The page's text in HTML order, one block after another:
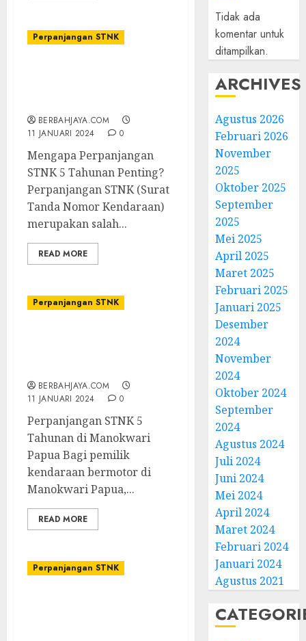
Perpanjangan STNK
BERBAHJAYA.COM
11 JANUARI 2024
0
Mengapa Perpanjangan
STNK 5 Tahunan Penting?
Perpanjangan STNK (Surat
Tanda Nomor Kendaraan)
merupakan salah...
READ MORE
Perpanjangan STNK
BERBAHJAYA.COM
11 JANUARI 2024
0
Perpanjangan STNK 5
Tahunan di Manokwari
Papua Bagi pemilik
kendaraan bermotor di
Manokwari Papua,...
READ MORE
Perpanjangan STNK
Tidak ada
komentar untuk
ditampilkan.
ARCHIVES
Agustus 2026
Februari 2026
November
2025
Oktober 2025
September
2025
Mei 2025
April 2025
Maret 2025
Februari 2025
Januari 2025
Desember
2024
November
2024
Oktober 2024
September
2024
Agustus 2024
Juli 2024
Juni 2024
Mei 2024
April 2024
Maret 2024
Februari 2024
Januari 2024
Agustus 2021